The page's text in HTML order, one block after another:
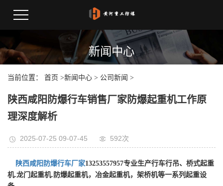
新闻中心
当前位置： 首页 >新闻中心 > 公司新闻 >
陕西咸阳防爆行车销售厂家防爆起重机工作原
理深度解析
2025-07-25 09-07-45 592次
陕西咸阳防爆行车厂家13253557957专业生产行车行吊、桥式起重
机.龙门起重机.防爆起重机，冶金起重机，架桥机等一系列起重设